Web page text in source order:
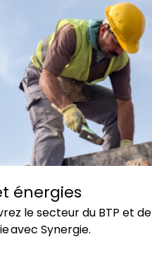
énergies
le secteur du BTP et de
avec Synergie.